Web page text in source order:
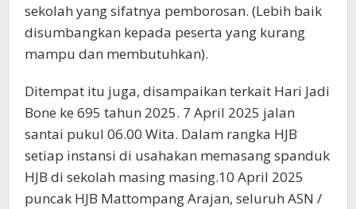
sekolah yang sifatnya pemborosan. (Lebih baik
disumbangkan kepada peserta yang kurang
mampu dan membutuhkan).
Ditempat itu juga, disampaikan terkait Hari Jadi
Bone ke 695 tahun 2025. 7 April 2025 jalan
santai pukul 06.00 Wita. Dalam rangka HJB
setiap instansi di usahakan memasang spanduk
HJB di sekolah masing masing.10 April 2025
puncak HJB Mattompang Arajan, seluruh ASN /